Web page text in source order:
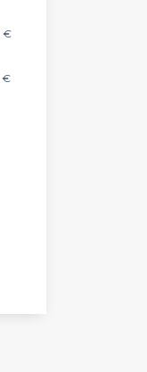
€
€